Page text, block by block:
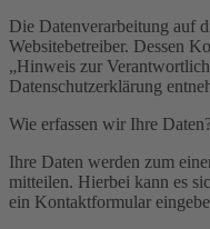
Die Datenverarbeitung auf
Websitebetreiber. Dessen
„Hinweis zur
Datenschutzerklärung
Wie erfassen wir Ihre
Ihre Daten werden zum
mitteilen. Hierbei kann es
ein Kontaktformular